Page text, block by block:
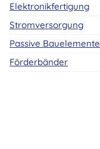
Elektronikfertigung
Stromversorgung
Passive Bauelemente
Förderbänder